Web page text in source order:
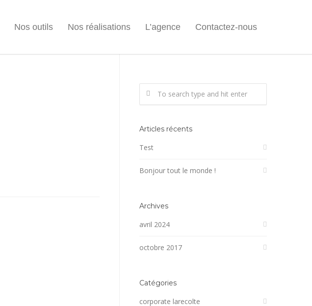
Nos outils Nos réalisations L’agence Contactez-nous
Articles récents
Test
Bonjour tout le monde !
Archives
avril 2024
octobre 2017
Catégories
corporate larecolte